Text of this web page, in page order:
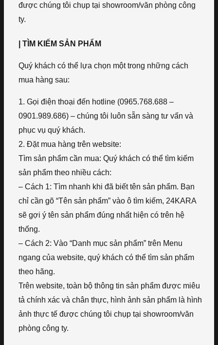
được chúng tôi chụp tại showroom/văn phòng công
ty.
| TÌM KIẾM SẢN PHẨM
Quý khách có thể lựa chọn một trong những cách
mua hàng sau:
1. Gọi điện thoại đến hotline (0965.768.688 –
0901.989.686) – chúng tôi luôn sẵn sàng tư vấn và
phục vụ quý khách.
2. Đặt mua hàng trên website:
Tìm sản phẩm cần mua: Quý khách có thể tìm kiếm
sản phẩm theo nhiều cách:
– Cách 1: Tìm nhanh khi đã biết tên sản phẩm. Bạn
chỉ cần gõ “Tên sản phẩm” vào ô tìm kiếm, 24KARA
sẽ gợi ý tên sản phẩm đúng nhất hiện có trên hệ
thống.
– Cách 2: Vào “Danh mục sản phẩm” trên Menu
ngang của website, quý khách có thể tìm sản phẩm
theo hãng.
Trên website, toàn bộ thông tin sản phẩm được miêu
tả chính xác và chân thực, hình ảnh sản phẩm là hình
ảnh thực tế được chúng tôi chụp tại showroom/văn
phòng công ty.